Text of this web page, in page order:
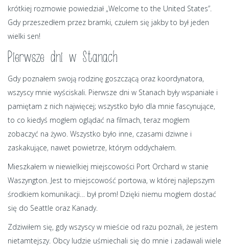
krótkiej rozmowie powiedział „Welcome to the United States”.
Gdy przeszedłem przez bramki, czułem się jakby to był jeden
wielki sen!
Pierwsze dni w Stanach
Gdy poznałem swoją rodzinę goszczącą oraz koordynatora,
wszyscy mnie wyściskali. Pierwsze dni w Stanach były wspaniałe i
pamiętam z nich najwięcej; wszystko było dla mnie fascynujące,
to co kiedyś mogłem oglądać na filmach, teraz mogłem
zobaczyć na żywo. Wszystko było inne, czasami dziwne i
zaskakujące, nawet powietrze, którym oddychałem.
Mieszkałem w niewielkiej miejscowości Port Orchard w stanie
Waszyngton. Jest to miejscowość portowa, w której najlepszym
środkiem komunikacji… był prom! Dzięki niemu mogłem dostać
się do Seattle oraz Kanady.
Zdziwiłem się, gdy wszyscy w mieście od razu poznali, że jestem
nietamtejszy. Obcy ludzie uśmiechali się do mnie i zadawali wiele